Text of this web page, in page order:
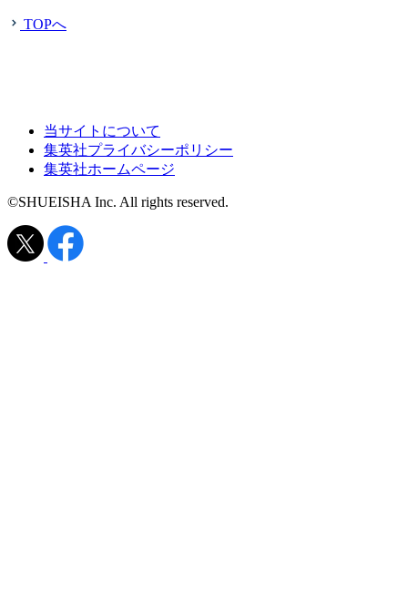
TOPへ
当サイトについて
集英社プライバシーポリシー
集英社ホームページ
©SHUEISHA Inc. All rights reserved.